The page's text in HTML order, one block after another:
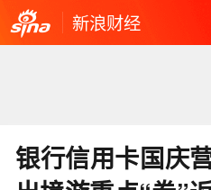
新浪财经
银行信用卡国庆